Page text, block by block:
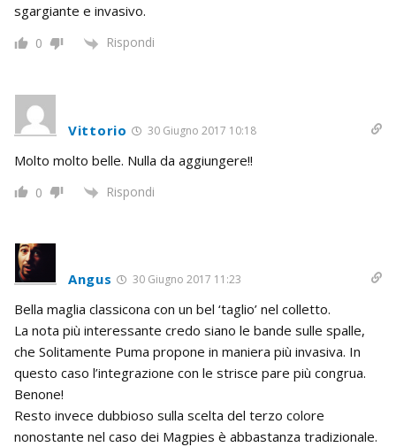
sgargiante e invasivo.
0 Rispondi
Vittorio 30 Giugno 2017 10:18
Molto molto belle. Nulla da aggiungere!!
0 Rispondi
Angus 30 Giugno 2017 11:23
Bella maglia classicona con un bel ‘taglio’ nel colletto.
La nota più interessante credo siano le bande sulle spalle,
che Solitamente Puma propone in maniera più invasiva. In
questo caso l’integrazione con le strisce pare più congrua.
Benone!
Resto invece dubbioso sulla scelta del terzo colore
nonostante nel caso dei Magpies è abbastanza tradizionale.